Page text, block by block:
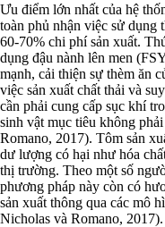
Ưu điểm lớn nhất của hệ
toàn phủ nhận việc sử dụng
60-70% chi phí sản xuất.
dụng đậu nành lên men
mạnh, cải thiện sự thèm ăn
việc sản xuất chất thải và
cần phải cung cấp sục khí
sinh vật mục tiêu không
Romano, 2017). Tôm sản
dư lượng có hại như hóa
thị trường. Theo một số
phương pháp này còn có
sản xuất thông qua các mô
Nicholas và Romano, 2017).